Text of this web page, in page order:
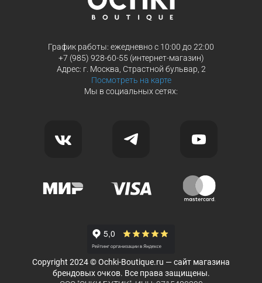
График работы: ежедневно с 10:00 до 22:00
+7 (985) 928-60-55 (интернет-магазин)
Адрес: г. Москва, Страстной бульвар, 2
Посмотреть на карте
Мы в социальных сетях:
Copyright 2024 © Ochki-Boutique.ru — сайт магазина
брендовых очков. Все права защищены.